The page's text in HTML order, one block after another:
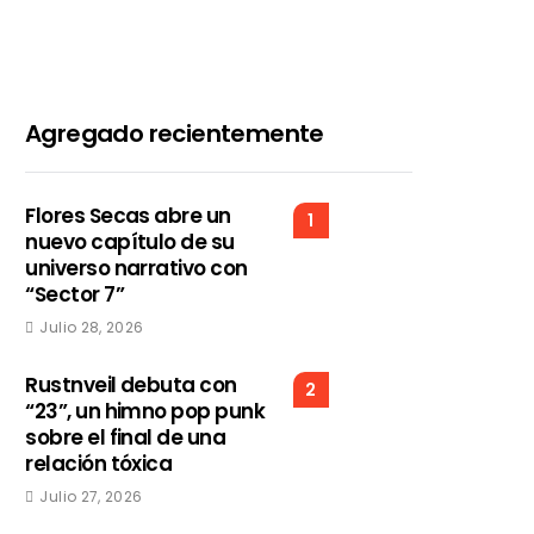
Agregado recientemente
1
Flores Secas abre un
nuevo capítulo de su
universo narrativo con
“Sector 7”
Julio 28, 2026
2
Rustnveil debuta con
“23”, un himno pop punk
sobre el final de una
relación tóxica
Julio 27, 2026